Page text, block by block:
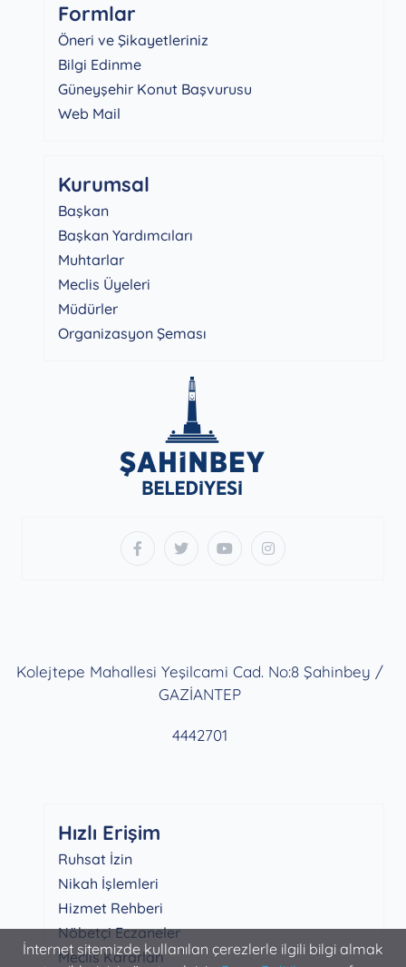
İnternet sitemizde kullanılan çerezlerle ilgili bilgi almak
Formlar
Öneri ve Şikayetleriniz
Bilgi Edinme
Güneyşehir Konut Başvurusu
Web Mail
Kurumsal
Başkan
Başkan Yardımcıları
Muhtarlar
Meclis Üyeleri
Müdürler
Organizasyon Şeması
Kolejtepe Mahallesi Yeşilcami Cad. No:8 Şahinbey /
GAZİANTEP
4442701
Hızlı Erişim
Ruhsat İzin
Nikah İşlemleri
Hizmet Rehberi
Nöbetçi Eczaneler
Meclis Kararları